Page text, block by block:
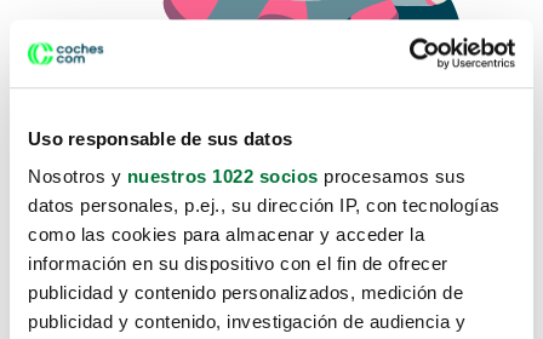
Uso responsable de sus datos
Nosotros y nuestros 1022 socios procesamos sus
datos personales, p.ej., su dirección IP, con tecnologías
como las cookies para almacenar y acceder la
información en su dispositivo con el fin de ofrecer
publicidad y contenido personalizados, medición de
publicidad y contenido, investigación de audiencia y
Lo sentimos, no sabemos como
te hemos traido hasta aquí.